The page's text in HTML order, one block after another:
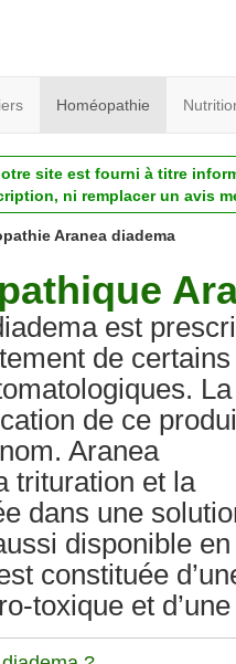
Homéopathie
site est fourni à titre
ni remplacer un avis
Aranea diadema
est
de certains
La
de ce
Aranea
trituration et la
dans une
disponible en
constituée
toxique et